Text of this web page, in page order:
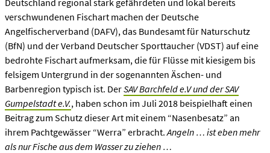
verschwundenen Fischart machen der Deutsche
Angelfischerverband (DAFV), das Bundesamt für Naturschutz
(BfN) und der Verband Deutscher Sporttaucher (VDST) auf eine
bedrohte Fischart aufmerksam, die für Flüsse mit kiesigem bis
felsigem Untergrund in der sogenannten Äschen- und
Barbenregion typisch ist. DerSAV Barchfeld e.V und der SAV
Gumpelstadt e.V., haben schon im Juli 2018 beispielhaft einen
Beitrag zum Schutz dieser Art mit einem “Nasenbesatz” an
ihrem Pachtgewässer “Werra” erbracht. Angeln … ist eben mehr
als nur Fische aus dem Wasser zu ziehen …